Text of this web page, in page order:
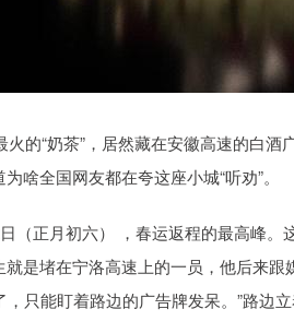
火的“奶茶”，居然藏在安徽高速的白
啥全国网友都在夸这座小城“听劝”。
（正月初六） ，春运返程的最高峰
是堵在宁洛高速上的一员，他后来
只能盯着路边的广告牌发呆。”路边
1.42%